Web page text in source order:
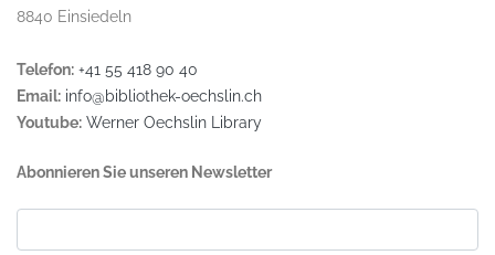
8840 Einsiedeln
Telefon: +41 55 418 90 40
Email: info@bibliothek-oechslin.ch
Youtube: Werner Oechslin Library
Abonnieren Sie unseren Newsletter